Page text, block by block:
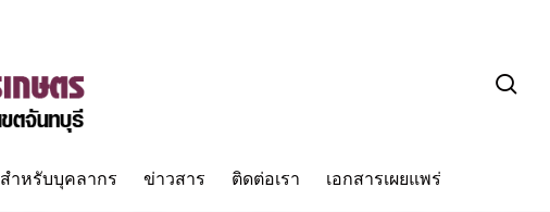
สำหรับบุคลากร ข่าวสาร ติดต่อเรา เอกสารเผยแพร่